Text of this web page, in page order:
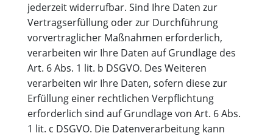
jederzeit widerrufbar. Sind Ihre Daten zur
Vertragserfüllung oder zur Durchführung
vorvertraglicher Maßnahmen erforderlich,
verarbeiten wir Ihre Daten auf Grundlage des
Art. 6 Abs. 1 lit. b DSGVO. Des Weiteren
verarbeiten wir Ihre Daten, sofern diese zur
Erfüllung einer rechtlichen Verpflichtung
erforderlich sind auf Grundlage von Art. 6 Abs.
1 lit. c DSGVO. Die Datenverarbeitung kann